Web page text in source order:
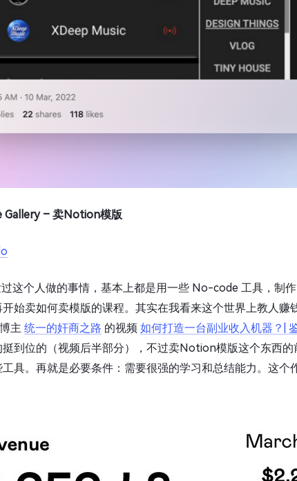
Gallery – 卖Notion模版
这个人做的事情，基本上都是用一些 No-code 工具，制
始卖如何卖模版的课程。其实在我看来这个世界上教人赚
主 统一的奸商之路 的视频 如何打造一台副业收入机器？|
到位的（视频后半部分），不过卖Notion模版这个东西的
具。再就是必要条件：需要很强的学习和总结能力。这个